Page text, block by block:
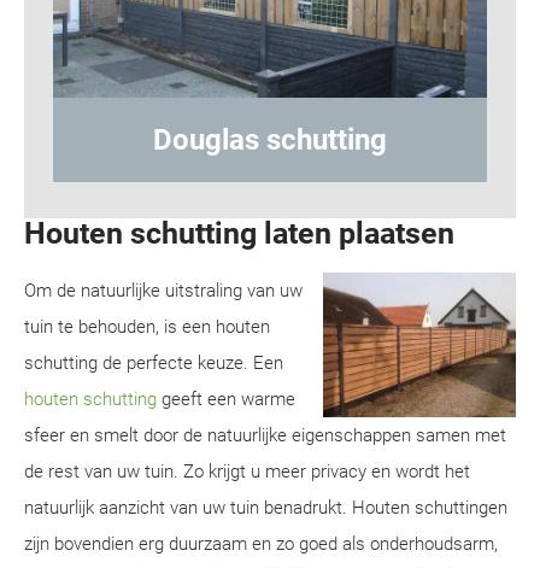
Hout-
Houten schutting laten plaatsen
Om de natuurlijke uitstraling van uw
tuin te behouden, is een houten
schutting de perfecte keuze. Een
houten schutting geeft een warme
sfeer en smelt door de natuurlijke eigenschappen samen met
de rest van uw tuin. Zo krijgt u meer privacy en wordt het
natuurlijk aanzicht van uw tuin benadrukt. Houten schuttingen
zijn bovendien erg duurzaam en zo goed als onderhoudsarm,